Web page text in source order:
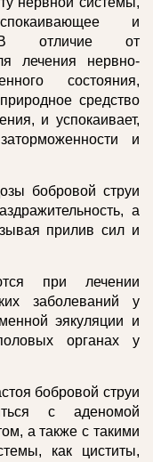
и
В отличие от
лечения нервно-
состояния,
средство
и успокаивает,
и
бобровой струи
а
прилив сил и
при лечении
заболеваний у
эякуляции и
органах у
бобровой струи
с аденомой
а также с такими
как циститы,